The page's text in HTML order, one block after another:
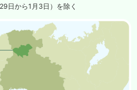
29日から1月3日）を除く